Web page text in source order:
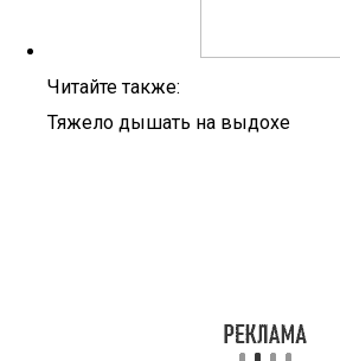
Читайте также:
Тяжело дышать на выдохе